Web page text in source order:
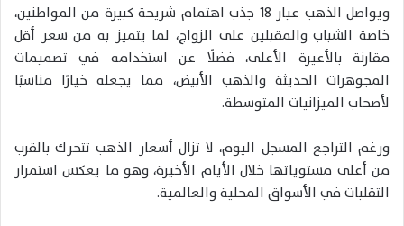
ويواصل الذهب عيار 18 جذب اهتمام شريحة كبيرة من المواطنين،
خاصة الشباب والمقبلين على الزواج، لما يتميز به من سعر أقل
مقارنة بالأعيرة الأعلى، فضلًا عن استخدامه في تصميمات
المجوهرات الحديثة والذهب الأبيض، مما يجعله خيارًا مناسبًا
لأصحاب الميزانيات المتوسطة.
ورغم التراجع المسجل اليوم، لا تزال أسعار الذهب تتحرك بالقرب
من أعلى مستوياتها خلال الأيام الأخيرة، وهو ما يعكس استمرار
التقلبات في الأسواق المحلية والعالمية.